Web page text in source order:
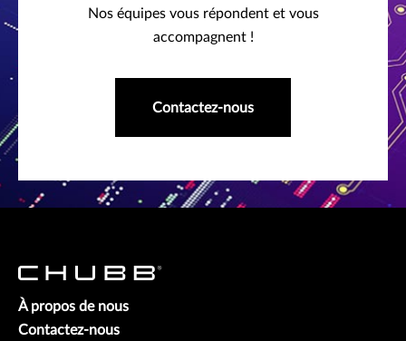
Nos équipes vous répondent et vous
accompagnent !
Contactez-nous
À propos de nous
Contactez-nous